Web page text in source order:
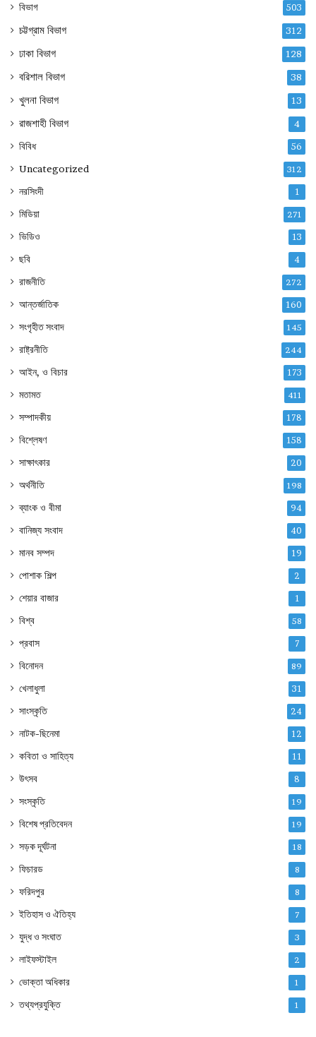
বিভাগ 503
চট্টগ্রাম বিভাগ 312
ঢাকা বিভাগ 128
বরিশাল বিভাগ 38
খুলনা বিভাগ 13
রাজশাহী বিভাগ 4
বিবিধ 56
Uncategorized 312
নরসিংদী 1
মিডিয়া 271
ভিডিও 13
ছবি 4
রাজনীতি 272
আন্তর্জাতিক 160
সংগৃহীত সংবাদ 145
রাষ্ট্রনীতি 244
আইন, ও বিচার 173
মতামত 411
সম্পাদকীয় 178
বিশ্লেষণ 158
সাক্ষাৎকার 20
অর্থনীতি 198
ব্যাংক ও বীমা 94
বানিজ্য সংবাদ 40
মানব সম্পদ 19
পোশাক শিল্প 2
শেয়ার বাজার 1
বিশ্ব 58
প্রবাস 7
বিনোদন 89
খেলাধুলা 31
সাংস্কৃতি 24
নাটক-ছিনেমা 12
কবিতা ও সাহিত্য 11
উৎসব 8
সংস্কৃতি 19
বিশেষ প্রতিবেদন 19
সড়ক দূর্ঘটনা 18
ফিচারড 8
ফরিদপুর 8
ইতিহাস ও ঐতিহ্য 7
যুদ্ধ ও সংঘাত 3
লাইফস্টাইল 2
ভোক্তা অধিকার 1
তথ্যপ্রযুক্তি 1